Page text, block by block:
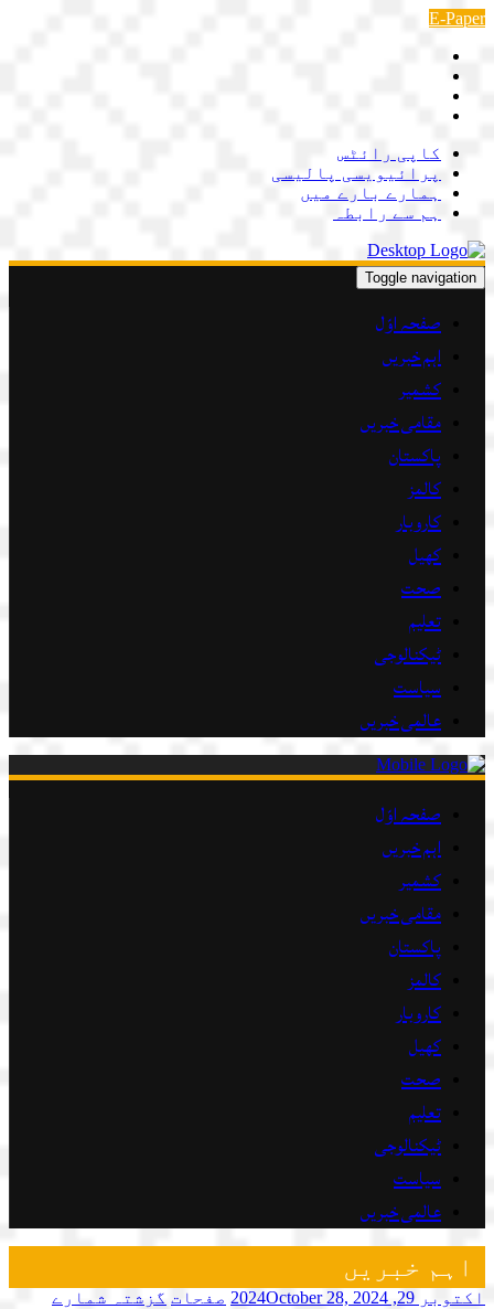
Skip
content
E-Paper
کاپی رائٹس
پرائیویسی پالیسی
ہمارے بارے میں
ہم سے رابطہ
Toggle navigation
صفحہ اوّل
اہم خبریں
کشمیر
مقامی خبریں
پاکستان
کالمز
کاروبار
کھیل
صحت
تعلیم
ٹیکنالوجی
سیاست
عالمی خبریں
صفحہ اوّل
اہم خبریں
کشمیر
مقامی خبریں
پاکستان
کالمز
کاروبار
کھیل
صحت
تعلیم
ٹیکنالوجی
سیاست
عالمی خبریں
اہم خبریں
اکتوبر 29, 2024 October 28, 2024 صفحات گزشتہ شمارے